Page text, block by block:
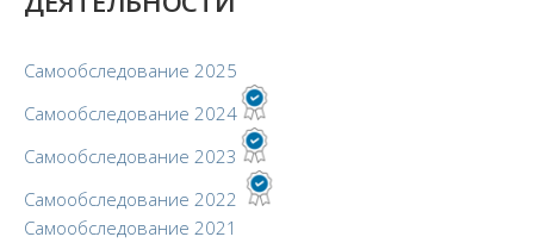
Самообследование 2025
Самообследование 2024
Самообследование 2023
Самообследование 2022
Самообследование 2021